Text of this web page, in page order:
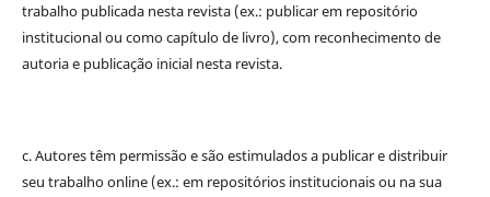
trabalho publicada nesta revista (ex.: publicar em repositório
institucional ou como capítulo de livro), com reconhecimento de
autoria e publicação inicial nesta revista.
c. Autores têm permissão e são estimulados a publicar e distribuir
seu trabalho online (ex.: em repositórios institucionais ou na sua